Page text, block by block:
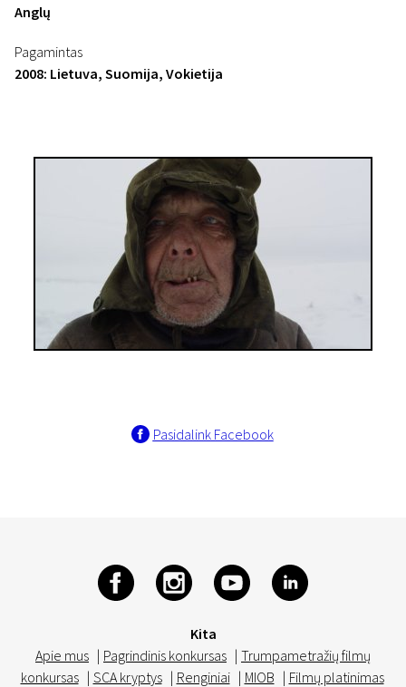
Anglų
Pagamintas
2008: Lietuva, Suomija, Vokietija
Pasidalink Facebook
Kita
Apie mus | Pagrindinis konkursas | Trumpametražių filmų
konkursas | SCA kryptys | Renginiai | MIOB | Filmų platinimas